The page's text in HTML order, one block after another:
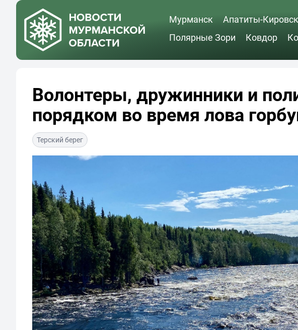
Мурманск Апатиты-Кировск
Полярные Зори
Ковдор
Волонтеры, дружинники и
порядком во время лова
Терский берег